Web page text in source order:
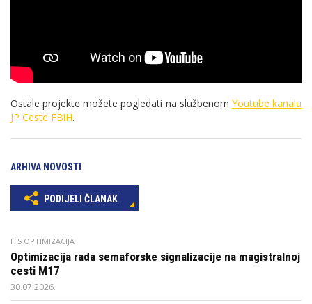
Ostale projekte možete pogledati na službenom Youtube kanalu
JP Ceste FBiH.
ARHIVA NOVOSTI
PODIJELI ČLANAK
ITS OPTIMIZACIJA
Optimizacija rada semaforske signalizacije na magistralnoj
cesti M17
30.07.2026.